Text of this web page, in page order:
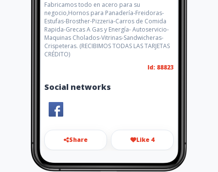
Fabricamos todo en acero para su
negocio,Hornos para Panadería-Freidoras-
Estufas-Brosther-Pizzeria-Carros de Comida
Rapida-Grecas A Gas y Energía- Autoservicio-
Maquinas Cholados-Vitrinas-Sandwicheras-
Crispeteras. (RECIBIMOS TODAS LAS TARJETAS
CRÉDITO)
Id: 88823
Social networks
Share Like 4